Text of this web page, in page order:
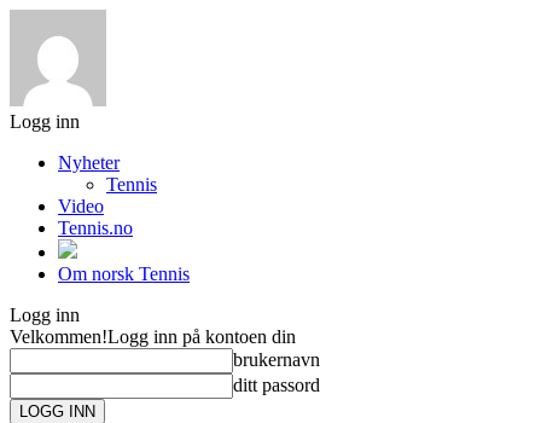
Logg inn
Nyheter
Tennis
Video
Tennis.no
Om norsk Tennis
Logg inn
Velkommen!Logg inn på kontoen din
brukernavn
ditt passord